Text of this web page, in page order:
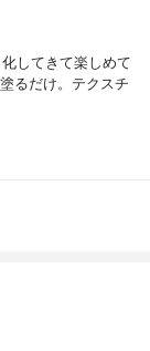
してきて楽しめて
るだけ。テクスチ